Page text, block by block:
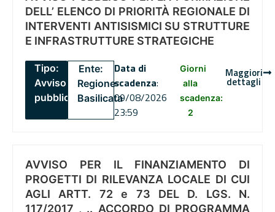
DELL’ ELENCO DI PRIORITÀ REGIONALE DI
INTERVENTI ANTISISMICI SU STRUTTURE
E INFRASTRUTTURE STRATEGICHE
Tipo:
Avviso
pubblico
Ente:
Regione
Basilicata
Data di
scadenza:
09/08/2026
23:59
Giorni
alla
scadenza:
2
Maggiori
dettagli
AVVISO PER IL FINANZIAMENTO DI
PROGETTI DI RILEVANZA LOCALE DI CUI
AGLI ARTT. 72 e 73 DEL D. LGS. N.
117/2017 , .. ACCORDO DI PROGRAMMA